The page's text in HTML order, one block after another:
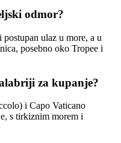
odmor?
ulaz u more, a u
posebno oko Tropee i
za kupanje?
i Capo Vaticano
s tirkiznim morem i